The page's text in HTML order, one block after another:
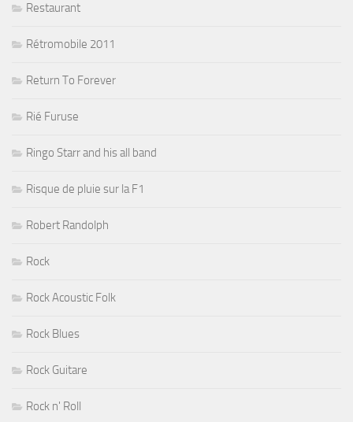
Restaurant
Rétromobile 2011
Return To Forever
Rié Furuse
Ringo Starr and his all band
Risque de pluie sur la F1
Robert Randolph
Rock
Rock Acoustic Folk
Rock Blues
Rock Guitare
Rock n' Roll